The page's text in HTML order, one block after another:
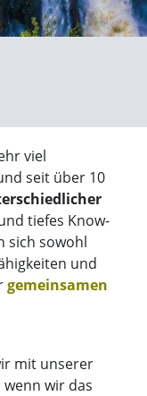
viel
seit über 10
tiefes Know-
sich sowohl
und
gemeinsamen
mit unserer
wir das